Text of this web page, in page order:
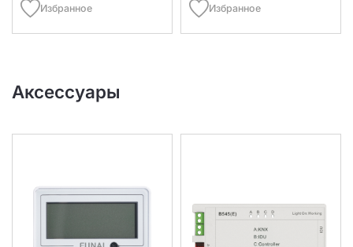
Избранное Избранное
Аксессуары